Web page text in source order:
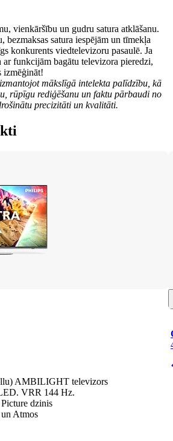
vienkāršību un gudru satura atklāšanu.
bezmaksas satura iespējām un tīmekļa
konkurents viedtelevizoru pasaulē. Ja
funkcijām bagātu televizora pieredzi,
izmēģināt!
mākslīgā intelekta palīdzību, kā
rūpīgu rediģēšanu un faktu pārbaudi no
precizitāti un kvalitāti.
AMBILIGHT televizors
VRR 144 Hz.
dzinis
Atmos